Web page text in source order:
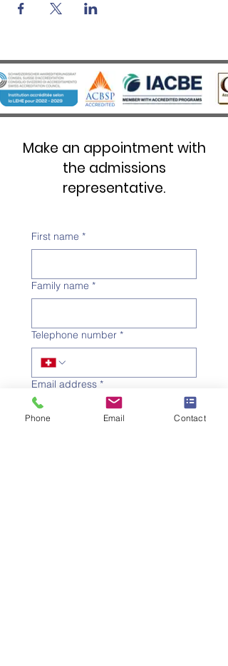
Make an appointment with
the admissions
representative.
First name *
Family name *
Telephone number *
Email address *
Phone Email Contact